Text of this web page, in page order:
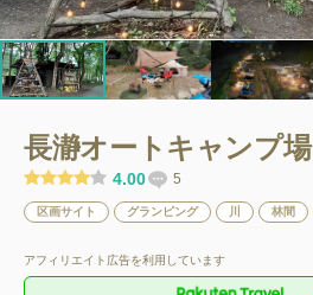
長瀞オートキャンプ場
4.00 5
区画サイト グランピング 林間
アフィリエイト広告を利用しています